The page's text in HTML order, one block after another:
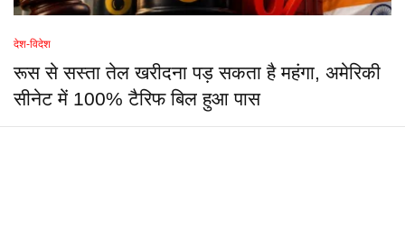
देश-विदेश
रूस से सस्ता तेल खरीदना पड़ सकता है महंगा, अमेरिकी
सीनेट में 100% टैरिफ बिल हुआ पास